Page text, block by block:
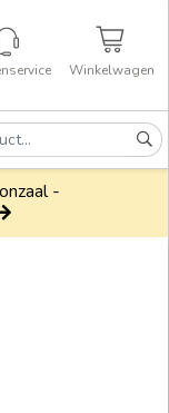
Winkelwagen
-